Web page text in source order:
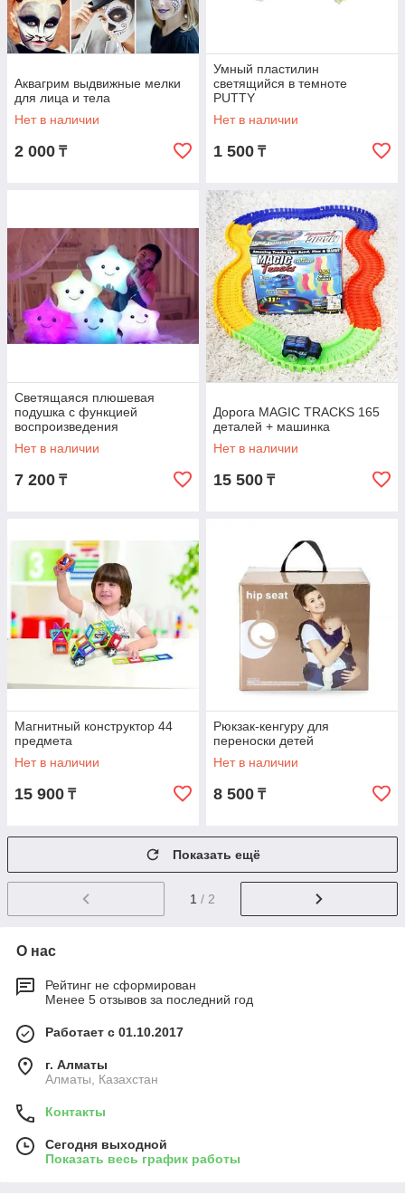
Аквагрим выдвижные мелки
для лица и тела
Нет в наличии
2 000 ₸
Умный пластилин
светящийся в темноте
PUTTY
Нет в наличии
1 500 ₸
Светящаяся плюшевая
подушка с функцией
воспроизведения
Нет в наличии
7 200 ₸
Дорога MAGIC TRACKS 165
деталей + машинка
Нет в наличии
15 500 ₸
Магнитный конструктор 44
предмета
Нет в наличии
15 900 ₸
Рюкзак-кенгуру для
переноски детей
Нет в наличии
8 500 ₸
Показать ещё
1 / 2
О нас
Рейтинг не сформирован
Менее 5 отзывов за последний год
Работает с 01.10.2017
г. Алматы
Алматы, Казахстан
Контакты
Сегодня выходной
Показать весь график работы